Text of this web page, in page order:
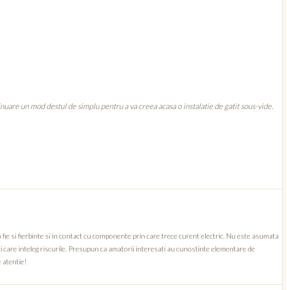
un mod destul de simplu pentru a va creea acasa o instalatie de gatit sous-vide.
si fierbinte si in contact cu componente prin care trece curent electric. Nu este asumata
inteleg riscurile. Presupun ca amatorii interesati au cunostinte elementare de
atentie!